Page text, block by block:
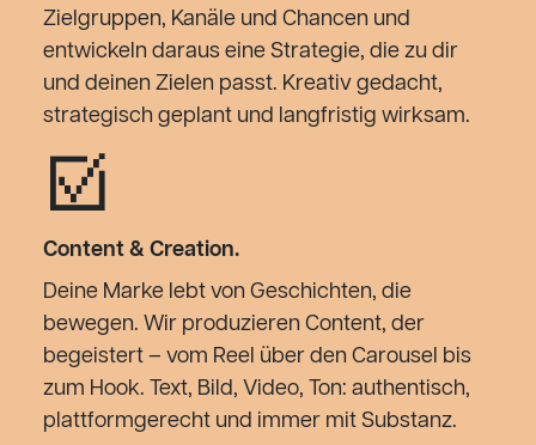
Zielgruppen, Kanäle und Chancen und
entwickeln daraus eine Strategie, die zu dir
und deinen Zielen passt. Kreativ gedacht,
strategisch geplant und langfristig wirksam.
☑︎
Content & Creation.
Deine Marke lebt von Geschichten, die
bewegen. Wir produzieren Content, der
begeistert – vom Reel über den Carousel bis
zum Hook. Text, Bild, Video, Ton: authentisch,
plattformgerecht und immer mit Substanz.